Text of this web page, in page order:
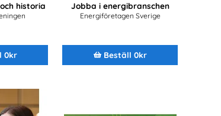
historia
0kr
Jobba i energibranschen
Energiföretagen Sverige
Beställ 0kr